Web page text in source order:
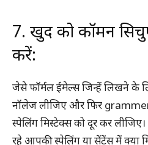
7. खुद को कॉमन
करें:
जेसे फॉर्मल ईमेल्स जिन्हें लिखने के
नॉलेज लीजिए और फिर
स्पेलिंग मिस्टेक्स को दूर कर
रहे आपकी स्पेलिंग या सेंटेंस में क्या